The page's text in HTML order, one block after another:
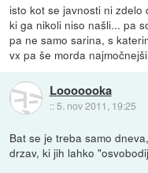
isto kot se javnosti ni zdelo
ki ga nikoli niso našli... pa
pa ne samo sarina, s
vx pa še morda
Looooooka
:: 5. nov 2011, 19:25
Bat se je treba samo
drzav, ki jih lahko